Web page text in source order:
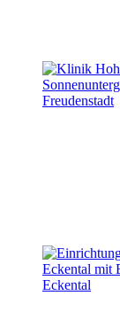
Freudenstadt
Eckental